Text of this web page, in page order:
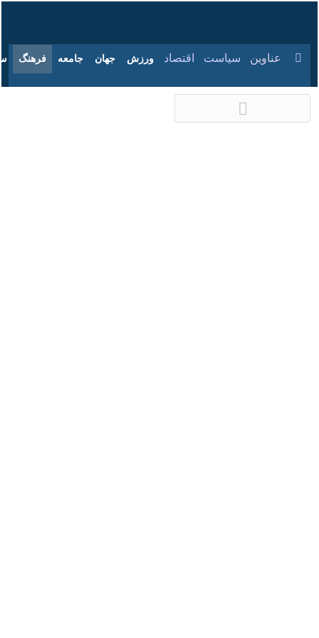
عناوین‌ سیاست اقتصاد ورزش جهان جامعه فرهنگ